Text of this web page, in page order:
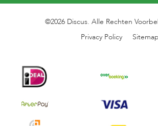
©2026 Discus. Alle Rechten
Privacy Policy
Sitemap